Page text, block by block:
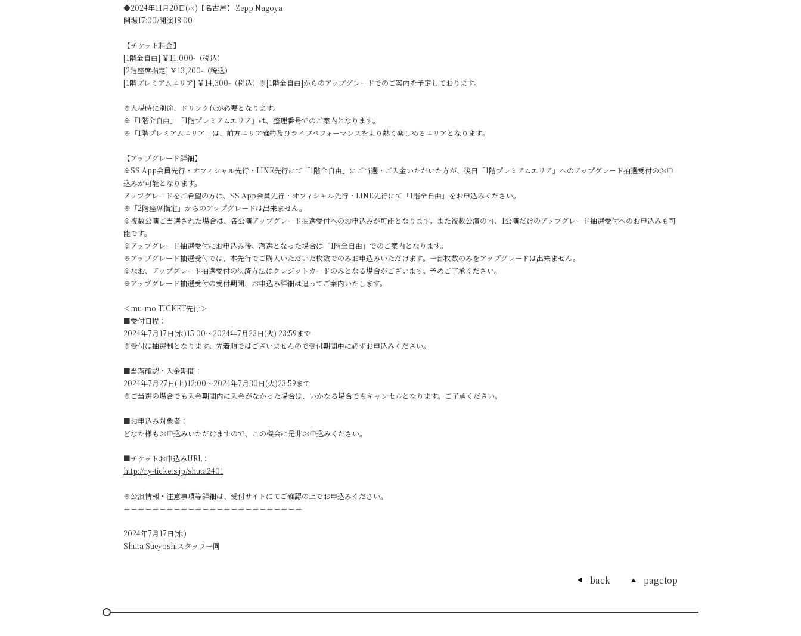
◆2024年11月20日(水)【名古屋】 Zepp Nagoya
開場17:00/開演18:00
【チケット料金】
[1階全自由] ￥11,000-（税込）
[2階座席指定] ￥13,200-（税込）
[1階プレミアムエリア] ￥14,300-（税込）※[1階全自由]からのアップグレードでのご案内を予定しております。
※入場時に別途、ドリンク代が必要となります。
※「1階全自由」「1階プレミアムエリア」は、整理番号でのご案内となります。
※「1階プレミアムエリア」は、前方エリア確約及びライブパフォーマンスをより熱く楽しめるエリアとなります。
【アップグレード詳細】
※SS App会員先行・オフィシャル先行・LINE先行にて「1階全自由」にご当選・ご入金いただいた方が、後日「1階プレミアムエリア」へのアップグレード抽選受付のお申
込みが可能となります。
アップグレードをご希望の方は、SS App会員先行・オフィシャル先行・LINE先行にて「1階全自由」をお申込みください。
※「2階座席指定」からのアップグレードは出来ません。
※複数公演ご当選された場合は、各公演アップグレード抽選受付へのお申込みが可能となります。また複数公演の内、1公演だけのアップグレード抽選受付へのお申込みも可
能です。
※アップグレード抽選受付にお申込み後、落選となった場合は「1階全自由」でのご案内となります。
※アップグレード抽選受付では、本先行でご購入いただいた枚数でのみお申込みいただけます。一部枚数のみをアップグレードは出来ません。
※なお、アップグレード抽選受付の決済方法はクレジットカードのみとなる場合がございます。予めご了承ください。
※アップグレード抽選受付の受付期間、お申込み詳細は追ってご案内いたします。
＜mu-mo TICKET先行＞
■受付日程：
2024年7月17日(水)15:00～2024年7月23日(火) 23:59まで
※受付は抽選制となります。先着順ではございませんので受付期間中に必ずお申込みください。
■当落確認・入金期間：
2024年7月27日(土)12:00～2024年7月30日(火)23:59まで
※ご当選の場合でも入金期間内に入金がなかった場合は、いかなる場合でもキャンセルとなります。ご了承ください。
■お申込み対象者：
どなた様もお申込みいただけますので、この機会に是非お申込みください。
■チケットお申込みURL：
http://r.y-tickets.jp/shuta2401
※公演情報・注意事項等詳細は、受付サイトにてご確認の上でお申込みください。
＝＝＝＝＝＝＝＝＝＝＝＝＝＝＝＝＝＝＝＝＝＝＝＝＝
2024年7月17日(水)
Shuta Sueyoshiスタッフ一同
back pagetop